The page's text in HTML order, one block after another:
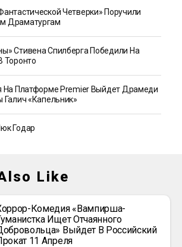
Четверки» Поручили
Драматургам
Стивена Спилберга Победили На
Торонто
На Платформе Premier Выйдет Драмеди
Галич «Капельник»
Годар
Like
Комедия «Вампирша-
Ищет Отчаянного
Выйдет В Российский
11 Апреля